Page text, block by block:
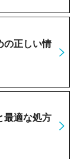
の正しい情
最適な処方